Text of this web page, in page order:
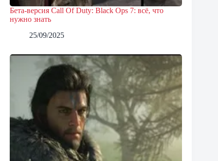
Бета-версия Call Of Duty: Black Ops 7: всё, что
нужно знать
25/09/2025